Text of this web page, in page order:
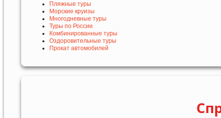
Пляжные туры
Морские круизы
Многодневные туры
Туры по России
Комбинированные туры
Оздоровительные туры
Прокат автомобилей